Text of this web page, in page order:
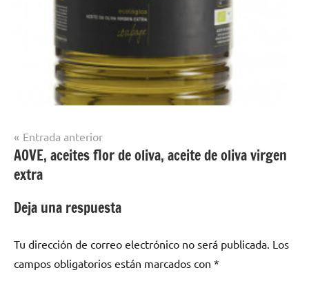
Navegación
de
entradas
Entrada anterior
AOVE, aceites flor de oliva, aceite de oliva virgen
extra
Deja una respuesta
Tu dirección de correo electrónico no será publicada. Los
campos obligatorios están marcados con *